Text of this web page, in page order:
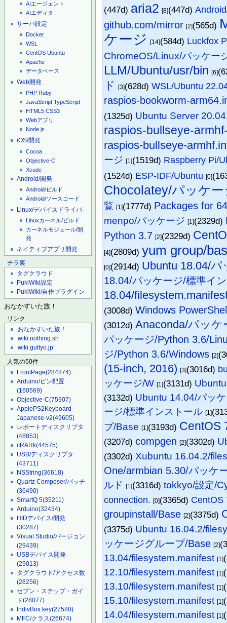
AIエージェント
AIエディタ
サーバ設定
Docker
WSL
CentOS Ubuntu
Apache
データベース
Web開発
PHP Ruby
JavaScript TypeScript
HTML5 CSS3
Webアプリ
Node.js
iOS/開発
Cocoa
Objective-C
Xcode
Android/開発
Android/ビルド
Android/ソースコード
Linux/デバイスドライバ
Linuxカーネル/ビルド
カーネルモジュール/開
発
ネイティブアプリ開発
チラ裏
タグクラウド
PukiWiki設定
PukiWiki/自作プラグイン
おなかすいた族！
リンク
おなかすいた族！
wiki.nothing.sh
wiki.guttyo.jp
人気の50件
FrontPage(284874)
Arduino/ピン配置
(160569)
Objective-C(75907)
ApplePS2Keyboard-
Japanese-v2(49605)
レポートディスクリプタ
(48853)
cRARk(44575)
USB/ディスクリプタ
(43711)
NSString(36618)
Quartz Composer/パッチ
(36490)
SmartQ 5(35211)
Arduino(32434)
HIDデバイス/開発
(30287)
Visual Studio/バージョン
(29439)
USBデバイス開発
(29013)
タグクラウド/アクセス数
(28256)
セブン・ステップ・ガイ
ド(28077)
IndivBox.key(27580)
MFC/クラス(26674)
(447d) aria2 [8](447d)
github.com/mirror [2](565d)
ケージ
[14](584d) Luckfox
ChromeOS/Linux/パッケー
LLM/Ubuntu/usr/bin [6]
ド [3](628d)WSL/Ubuntu
raspios-bookworm-
(1325d) Ubuntu Server
raspios-bullseye-
raspios-bullseye-
ージ [1](1519d) Raspberry Pi/
(1524d) ESP-IDF/Ubuntu [0]
Chocolatey/パッケー
覧 [1](1777d) Packages for
menpo/パッケージ [1](2329d)
Python 3.7 [2](2329d)
[4](2809d)yum group/
[0](2914d) Ubuntu 18.04/
18.04/パッケージ/標準イ
18.04/
(3008d)Windows
(3012d)Anaconda/パッケ
パッケージ/Python 3.6/
ジ/Python 3.6/Windows [2]
(15-inch, 2016) [3](3016d)
ッケージ/W [1](3131d)
(3132d) Ubuntu 14.04/パッ
ージ/標準インストール [1]
プ/Base [1](3193d) CentOS
(3207d)compgen [2](3302d)
(3302d)Xubuntu 16.04.2/
One/armbian 5.30/パッケ
ルド [1](3316d)tokkyo/設定/
connection. [0](3365d) CentOS
groupinstall/Base [2](3375d)
(3375d) Ubuntu 16.04.2/
ッケージグループ/Base [2]
13.04/filesystem.manifest [1]
12.10/filesystem.manifest [1]
13.10/filesystem.manifest [1]
15.10/filesystem.manifest [1]
14.04/filesystem.manifest [1]